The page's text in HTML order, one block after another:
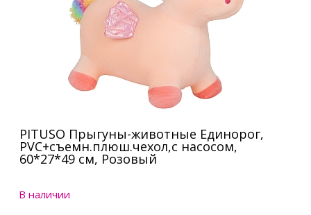
PITUSO Прыгуны-животные Единорог,
PVC+съемн.плюш.чехол,с насосом,
60*27*49 см, Розовый
В наличии